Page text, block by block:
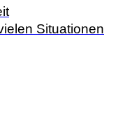
Situationen